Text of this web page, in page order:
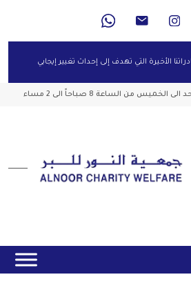
الأخيرة التي تهدف إلى إحداث تغيير إيجابي
من الساعة 8 صباحاً الى 2 مساء